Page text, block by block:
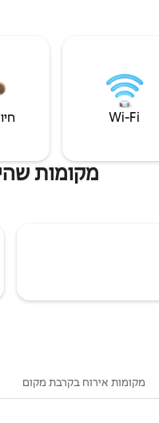
Wi‑Fi
מקומות
מקומות אירוח בקרבת מקום